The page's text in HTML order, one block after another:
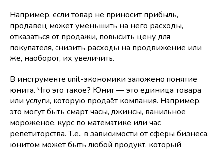
Например, если товар не приносит прибыль,
продавец может уменьшить на него расходы,
отказаться от продажи, повысить цену для
покупателя, снизить расходы на продвижение или
же, наоборот, их увеличить.
В инструменте unit-экономики заложено понятие
юнита. Что это такое? Юнит — это единица товара
или услуги, которую продаёт компания. Например,
это могут быть смарт часы, джинсы, ванильное
мороженое, курс по математике или час
репетиторства. Т.е., в зависимости от сферы бизнеса,
юнитом может быть любой продукт, который